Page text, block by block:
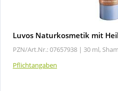
Luvos Naturkosmetik mit
PZN/Art.Nr.: 07657938 | 30 ml,
Pflichtangaben